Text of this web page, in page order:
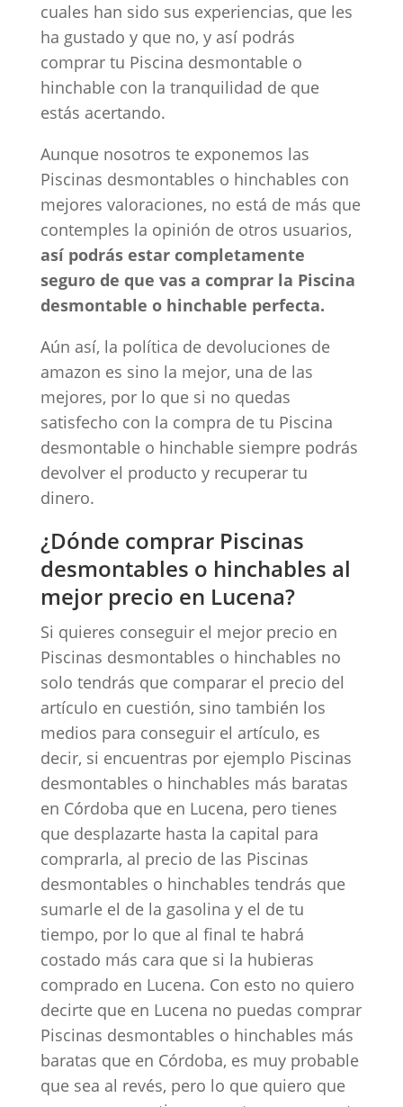
cuales han sido sus experiencias, que les
ha gustado y que no, y así podrás
comprar tu Piscina desmontable o
hinchable con la tranquilidad de que
estás acertando.
Aunque nosotros te exponemos las
Piscinas desmontables o hinchables con
mejores valoraciones, no está de más que
contemples la opinión de otros usuarios,
así podrás estar completamente
seguro de que vas a comprar la Piscina
desmontable o hinchable perfecta.
Aún así, la política de devoluciones de
amazon es sino la mejor, una de las
mejores, por lo que si no quedas
satisfecho con la compra de tu Piscina
desmontable o hinchable siempre podrás
devolver el producto y recuperar tu
dinero.
¿Dónde comprar Piscinas
desmontables o hinchables al
mejor precio en Lucena?
Si quieres conseguir el mejor precio en
Piscinas desmontables o hinchables no
solo tendrás que comparar el precio del
artículo en cuestión, sino también los
medios para conseguir el artículo, es
decir, si encuentras por ejemplo Piscinas
desmontables o hinchables más baratas
en Córdoba que en Lucena, pero tienes
que desplazarte hasta la capital para
comprarla, al precio de las Piscinas
desmontables o hinchables tendrás que
sumarle el de la gasolina y el de tu
tiempo, por lo que al final te habrá
costado más cara que si la hubieras
comprado en Lucena. Con esto no quiero
decirte que en Lucena no puedas comprar
Piscinas desmontables o hinchables más
baratas que en Córdoba, es muy probable
que sea al revés, pero lo que quiero que